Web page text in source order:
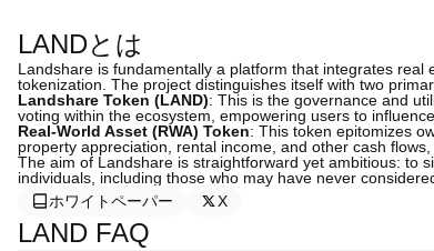
LANDとは
Landshare is fundamentally a platform that integrates
tokenization. The project distinguishes itself with two
Landshare Token (LAND): This is the governance and
voting within the ecosystem, empowering users to influence
Real-World Asset (RWA) Token: This token epitomizes
property appreciation, rental income, and other cash
The aim of Landshare is straightforward yet ambitious: to
individuals, including those who may have never
ホワイトペーパー
X
LAND FAQ